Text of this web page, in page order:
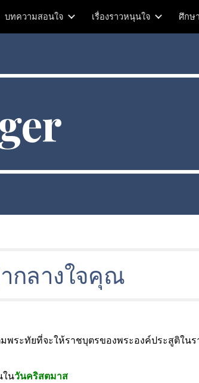
Skip to navigation
บทความสอนใจ เรื่องราวหนุนใจ ศึกษ
กลางใจคุณ
พระทัยที่จะให้ราชบุตรของพระองค์ประสูติใน
ในวันคริสตมาส